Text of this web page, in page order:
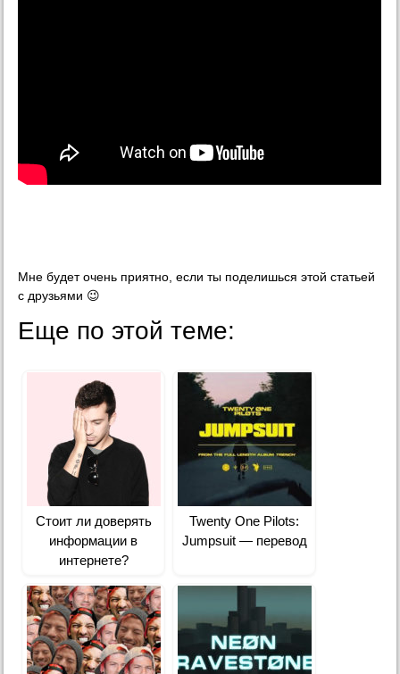
Мне будет очень приятно, если ты поделишься этой статьей
с друзьями 😉
Еще по этой теме:
Стоит ли доверять
информации в
интернете?
Twenty One Pilots:
Jumpsuit — перевод